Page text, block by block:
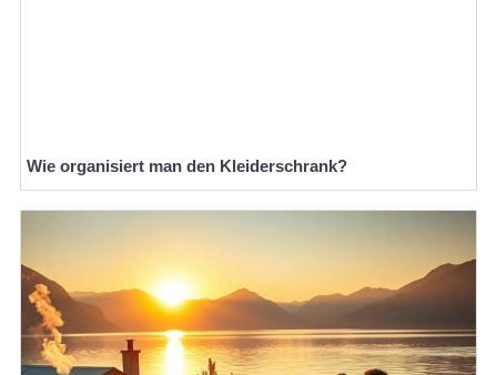
Wie organisiert man den Kleiderschrank?